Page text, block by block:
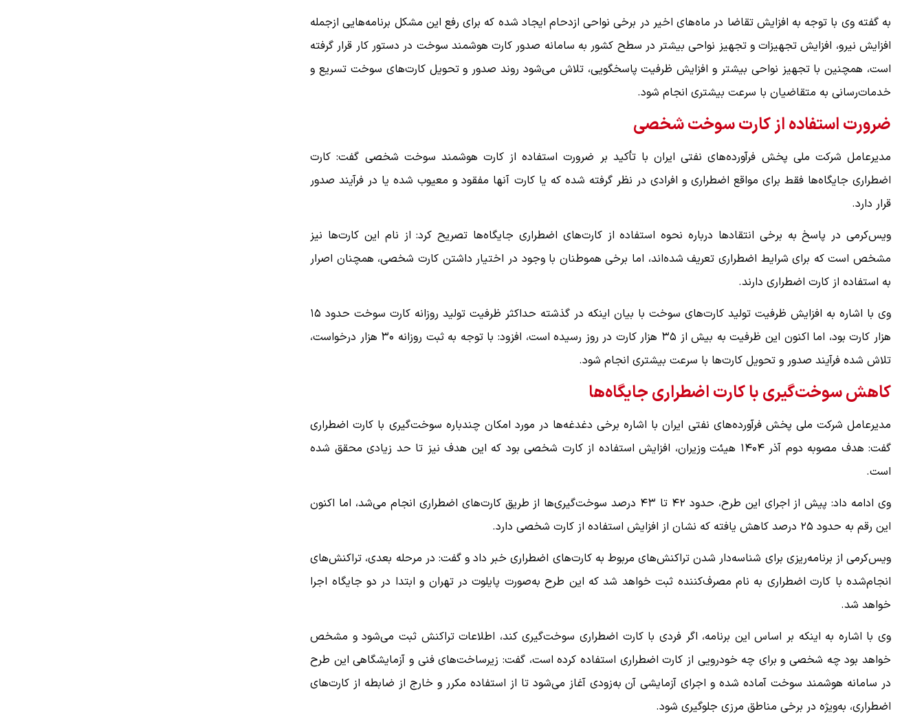
به گفته وی با توجه به افزایش تقاضا در ماه‌های اخیر در برخی نواحی ازدحام ایجاد شده که برای رفع این مشکل برنامه‌هایی ازجمله
افزایش نیرو، افزایش تجهیزات و تجهیز نواحی بیشتر در سطح کشور به سامانه صدور کارت هوشمند سوخت در دستور کار قرار گرفته
است، همچنین با تجهیز نواحی بیشتر و افزایش ظرفیت پاسخگویی، تلاش می‌شود روند صدور و تحویل کارت‌های سوخت تسریع و
خدمات‌رسانی به متقاضیان با سرعت بیشتری انجام شود.
ضرورت استفاده از کارت سوخت شخصی
مدیرعامل شرکت ملی پخش فرآورده‌های نفتی ایران با تأکید بر ضرورت استفاده از کارت هوشمند سوخت شخصی گفت: کارت
اضطراری جایگاه‌ها فقط برای مواقع اضطراری و افرادی در نظر گرفته شده که یا کارت آنها مفقود و معیوب شده یا در فرآیند صدور
قرار دارد.
ویس‌کرمی در پاسخ به برخی انتقادها درباره نحوه استفاده از کارت‌های اضطراری جایگاه‌ها تصریح کرد: از نام این کارت‌ها نیز
مشخص است که برای شرایط اضطراری تعریف شده‌اند، اما برخی هموطنان با وجود در اختیار داشتن کارت شخصی، همچنان اصرار
به استفاده از کارت اضطراری دارند.
وی با اشاره به افزایش ظرفیت تولید کارت‌های سوخت با بیان اینکه در گذشته حداکثر ظرفیت تولید روزانه کارت سوخت حدود ۱۵
هزار کارت بود، اما اکنون این ظرفیت به بیش از ۳۵ هزار کارت در روز رسیده است، افزود: با توجه به ثبت روزانه ۳۰ هزار درخواست،
تلاش شده فرآیند صدور و تحویل کارت‌ها با سرعت بیشتری انجام شود.
کاهش سوخت‌گیری با کارت اضطراری جایگاه‌ها
مدیرعامل شرکت ملی پخش فرآورده‌های نفتی ایران با اشاره برخی دغدغه‌ها در مورد امکان چندباره سوخت‌گیری با کارت اضطراری
گفت: هدف مصوبه دوم آذر ۱۴۰۴ هیئت وزیران، افزایش استفاده از کارت شخصی بود که این هدف نیز تا حد زیادی محقق شده
است.
وی ادامه داد: پیش از اجرای این طرح، حدود ۴۲ تا ۴۳ درصد سوخت‌گیری‌ها از طریق کارت‌های اضطراری انجام می‌شد، اما اکنون
این رقم به حدود ۲۵ درصد کاهش یافته که نشان از افزایش استفاده از کارت شخصی دارد.
ویس‌کرمی از برنامه‌ریزی برای شناسه‌دار شدن تراکنش‌های مربوط به کارت‌های اضطراری خبر داد و گفت: در مرحله بعدی، تراکنش‌های
انجام‌شده با کارت اضطراری به نام مصرف‌کننده ثبت خواهد شد که این طرح به‌صورت پایلوت در تهران و ابتدا در دو جایگاه اجرا
خواهد شد.
وی با اشاره به اینکه بر اساس این برنامه، اگر فردی با کارت اضطراری سوخت‌گیری کند، اطلاعات تراکنش ثبت می‌شود و مشخص
خواهد بود چه شخصی و برای چه خودرویی از کارت اضطراری استفاده کرده است، گفت: زیرساخت‌های فنی و آزمایشگاهی این طرح
در سامانه هوشمند سوخت آماده شده و اجرای آزمایشی آن به‌زودی آغاز می‌شود تا از استفاده مکرر و خارج از ضابطه از کارت‌های
اضطراری، به‌ویژه در برخی مناطق مرزی جلوگیری شود.